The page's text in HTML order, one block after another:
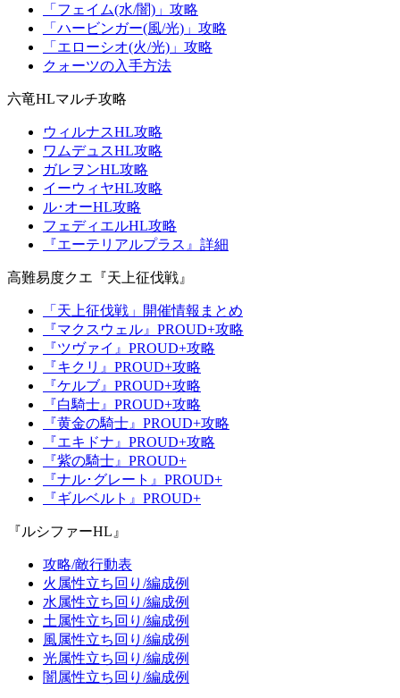
「フェイム(水/闇)」攻略
「ハービンガー(風/光)」攻略
「エローシオ(火/光)」攻略
クォーツの入手方法
六竜HLマルチ攻略
ウィルナスHL攻略
ワムデュスHL攻略
ガレヲンHL攻略
イーウィヤHL攻略
ル･オーHL攻略
フェディエルHL攻略
『エーテリアルプラス』詳細
高難易度クエ『天上征伐戦』
「天上征伐戦」開催情報まとめ
『マクスウェル』PROUD+攻略
『ツヴァイ』PROUD+攻略
『キクリ』PROUD+攻略
『ケルブ』PROUD+攻略
『白騎士』PROUD+攻略
『黄金の騎士』PROUD+攻略
『エキドナ』PROUD+攻略
『紫の騎士』PROUD+
『ナル･グレート』PROUD+
『ギルベルト』PROUD+
『ルシファーHL』
攻略/敵行動表
火属性立ち回り/編成例
水属性立ち回り/編成例
土属性立ち回り/編成例
風属性立ち回り/編成例
光属性立ち回り/編成例
闇属性立ち回り/編成例